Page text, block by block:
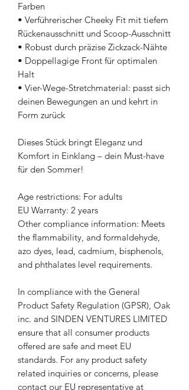
Farben
• Verführerischer Cheeky Fit mit tiefem
Rückenausschnitt und Scoop-Ausschnitt
• Robust durch präzise Zickzack-Nähte
• Doppellagige Front für optimalen
Halt
• Vier-Wege-Stretchmaterial: passt sich
deinen Bewegungen an und kehrt in
Form zurück
Dieses Stück bringt Eleganz und
Komfort in Einklang – dein Must-have
für den Sommer!
Age restrictions: For adults
EU Warranty: 2 years
Other compliance information: Meets
the flammability, and formaldehyde,
azo dyes, lead, cadmium, bisphenols,
and phthalates level requirements.
In compliance with the General
Product Safety Regulation (GPSR), Oak
inc. and SINDEN VENTURES LIMITED
ensure that all consumer products
offered are safe and meet EU
standards. For any product safety
related inquiries or concerns, please